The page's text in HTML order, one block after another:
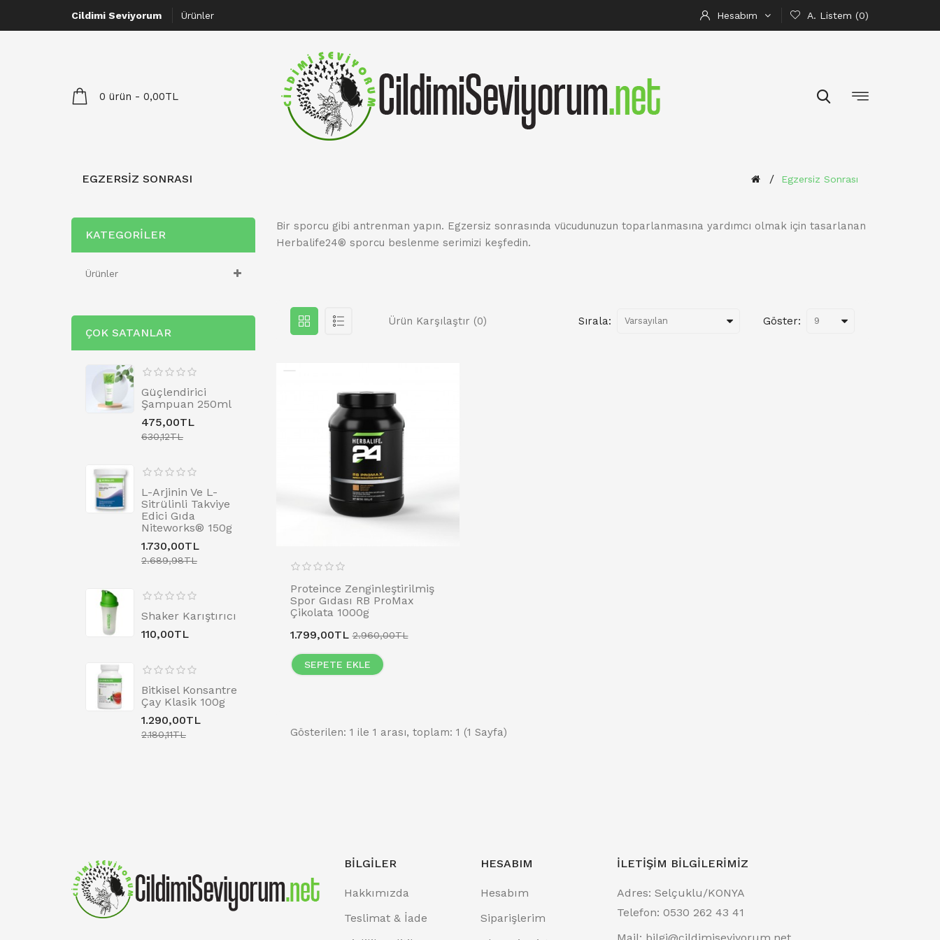
Cildimi Seviyorum Ürünler Hesabım A. Listem (0)
0 ürün - 0,00TL
EGZERSIZ SONRASI Egzersiz Sonrası
KATEGORILER
Ürünler
ÇOK SATANLAR
Güçlendirici
Şampuan 250ml
475,00TL
630,12TL
L-Arjinin Ve L-
Sitrülinli Takviye
Edici Gıda
Niteworks® 150g
1.730,00TL
2.689,98TL
Shaker Karıştırıcı
110,00TL
Bitkisel Konsantre
Çay Klasik 100g
1.290,00TL
2.180,11TL
Bir sporcu gibi antrenman yapın. Egzersiz sonrasında vücudunuzun toparlanmasına yardımcı olmak için tasarlanan
Herbalife24® sporcu beslenme serimizi keşfedin.
Ürün Karşılaştır (0) Sırala: Göster:
Proteince Zenginleştirilmiş
Spor Gıdası RB ProMax
Çikolata 1000g
1.799,00TL 2.960,00TL
SEPETE EKLE
Gösterilen: 1 ile 1 arası, toplam: 1 (1 Sayfa)
BILGILER
Hakkımızda
Teslimat & İade
HESABIM
Hesabım
Siparişlerim
İLETIŞIM BILGILERIMIZ
Adres: Selçuklu/KONYA
Telefon: 0530 262 43 41